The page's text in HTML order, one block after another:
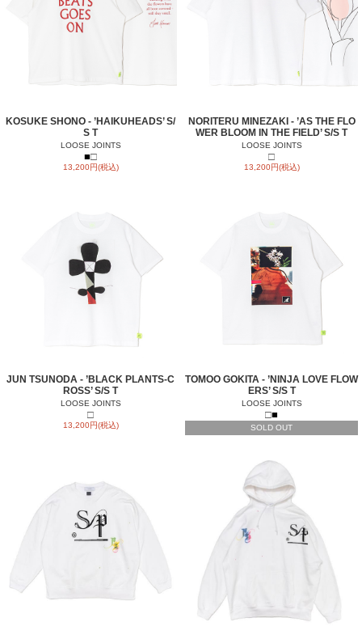
KOSUKE SHONO - ’HAIKUHEADS’ S/
S T
LOOSE JOINTS
■□
13,200円(税込)
NORITERU MINEZAKI - ’AS THE FLO
WER BLOOM IN THE FIELD’ S/S T
LOOSE JOINTS
□
13,200円(税込)
JUN TSUNODA - ’BLACK PLANTS-C
ROSS’ S/S T
LOOSE JOINTS
□
13,200円(税込)
TOMOO GOKITA - ’NINJA LOVE FLOW
ERS’ S/S T
LOOSE JOINTS
□■
SOLD OUT